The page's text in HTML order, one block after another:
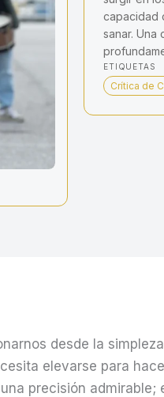
capacidad
sanar.
ETIQUETAS
Crítica de
desde la
elevarse para
precisión